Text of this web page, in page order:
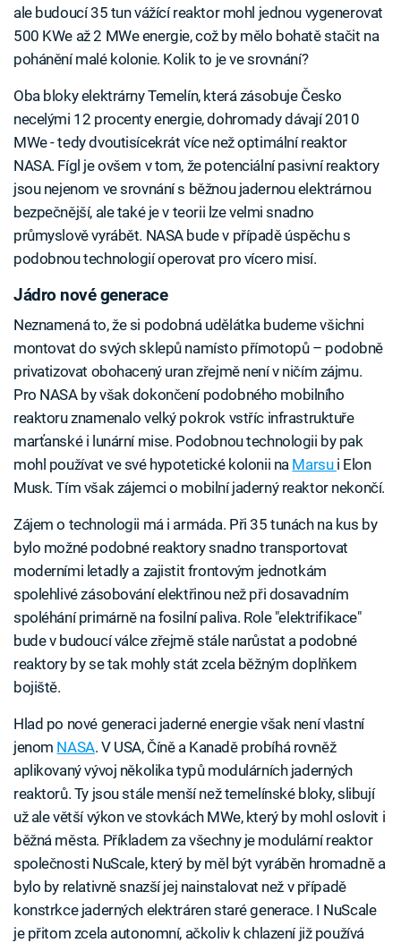
ale budoucí 35 tun vážící reaktor mohl jednou vygenerovat
500 KWe až 2 MWe energie, což by mělo bohatě stačit na
pohánění malé kolonie. Kolik to je ve srovnání?
Oba bloky elektrárny Temelín, která zásobuje Česko
necelými 12 procenty energie, dohromady dávají 2010
MWe - tedy dvoutisícekrát více než optimální reaktor
NASA. Fígl je ovšem v tom, že potenciální pasivní reaktory
jsou nejenom ve srovnání s běžnou jadernou elektrárnou
bezpečnější, ale také je v teorii lze velmi snadno
průmyslově vyrábět. NASA bude v případě úspěchu s
podobnou technologií operovat pro vícero misí.
Jádro nové generace
Neznamená to, že si podobná udělátka budeme všichni
montovat do svých sklepů namísto přímotopů – podobně
privatizovat obohacený uran zřejmě není v ničím zájmu.
Pro NASA by však dokončení podobného mobilního
reaktoru znamenalo velký pokrok vstříc infrastruktuře
marťanské i lunární mise. Podobnou technologii by pak
mohl používat ve své hypotetické kolonii na Marsu i Elon
Musk. Tím však zájemci o mobilní jaderný reaktor nekončí.
Zájem o technologii má i armáda. Při 35 tunách na kus by
bylo možné podobné reaktory snadno transportovat
moderními letadly a zajistit frontovým jednotkám
spolehlivé zásobování elektřinou než při dosavadním
spoléhání primárně na fosilní paliva. Role "elektrifikace"
bude v budoucí válce zřejmě stále narůstat a podobné
reaktory by se tak mohly stát zcela běžným doplňkem
bojiště.
Hlad po nové generaci jaderné energie však není vlastní
jenom NASA. V USA, Číně a Kanadě probíhá rovněž
aplikovaný vývoj několika typů modulárních jaderných
reaktorů. Ty jsou stále menší než temelínské bloky, slibují
už ale větší výkon ve stovkách MWe, který by mohl oslovit i
běžná města. Příkladem za všechny je modulární reaktor
společnosti NuScale, který by měl být vyráběn hromadně a
bylo by relativně snazší jej nainstalovat než v případě
konstrkce jaderných elektráren staré generace. I NuScale
je přitom zcela autonomní, ačkoliv k chlazení již používá